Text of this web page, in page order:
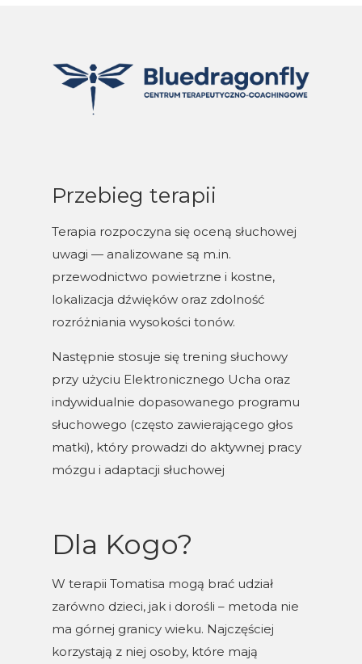
Przebieg terapii
Terapia rozpoczyna się oceną słuchowej
uwagi — analizowane są m.in.
przewodnictwo powietrzne i kostne,
lokalizacja dźwięków oraz zdolność
rozróżniania wysokości tonów.
Następnie stosuje się trening słuchowy
przy użyciu Elektronicznego Ucha oraz
indywidualnie dopasowanego programu
słuchowego (często zawierającego głos
matki), który prowadzi do aktywnej pracy
mózgu i adaptacji słuchowej
Dla Kogo?
W terapii Tomatisa mogą brać udział
zarówno dzieci, jak i dorośli – metoda nie
ma górnej granicy wieku. Najczęściej
korzystają z niej osoby, które mają